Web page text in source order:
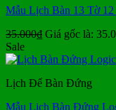
Mẫu Lịch Bàn 13 Tờ
35.000₫ Giá gốc là:
Sale
Lịch Để Bàn Đứng
Mẫu Lịch Bàn Đứng